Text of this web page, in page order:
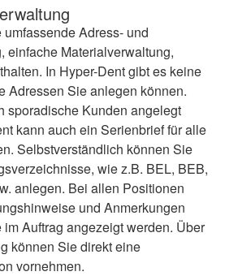
Adress- und
einfache Materialverwaltung,
In Hyper-Dent gibt es keine
Adressen Sie anlegen können.
sporadische Kunden angelegt
kann auch ein Serienbrief für alle
Selbstverständlich können Sie
wie z.B. BEL, BEB,
anlegen. Bei allen Positionen
und Anmerkungen
Auftrag angezeigt werden. Über
können Sie direkt eine
vornehmen.